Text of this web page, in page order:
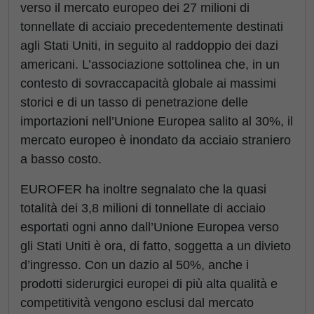
verso il mercato europeo dei 27 milioni di
tonnellate di acciaio precedentemente destinati
agli Stati Uniti, in seguito al raddoppio dei dazi
americani. L’associazione sottolinea che, in un
contesto di sovraccapacità globale ai massimi
storici e di un tasso di penetrazione delle
importazioni nell’Unione Europea salito al 30%, il
mercato europeo è inondato da acciaio straniero
a basso costo.
EUROFER ha inoltre segnalato che la quasi
totalità dei 3,8 milioni di tonnellate di acciaio
esportati ogni anno dall’Unione Europea verso
gli Stati Uniti è ora, di fatto, soggetta a un divieto
d’ingresso. Con un dazio al 50%, anche i
prodotti siderurgici europei di più alta qualità e
competitività vengono esclusi dal mercato